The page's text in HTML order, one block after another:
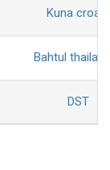
Kuna croata
Bahtul
DST